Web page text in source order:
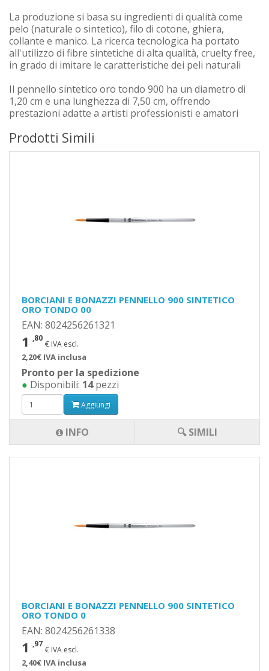
La produzione si basa su ingredienti di qualità come
pelo (naturale o sintetico), filo di cotone, ghiera,
collante e manico. La ricerca tecnologica ha portato
all'utilizzo di fibre sintetiche di alta qualità, cruelty free,
in grado di imitare le caratteristiche dei peli naturali
Il pennello sintetico oro tondo 900 ha un diametro di
1,20 cm e una lunghezza di 7,50 cm, offrendo
prestazioni adatte a artisti professionisti e amatori
Prodotti Simili
BORCIANI E BONAZZI PENNELLO 900 SINTETICO
ORO TONDO 00
EAN: 8024256261321
1 ,80
€ IVA escl.
2,20€ IVA inclusa
Pronto per la spedizione
● Disponibili: 14pezzi
Aggiungi
INFO 🔍 SIMILI
BORCIANI E BONAZZI PENNELLO 900 SINTETICO
ORO TONDO 0
EAN: 8024256261338
1 ,97
€ IVA escl.
2,40€ IVA inclusa